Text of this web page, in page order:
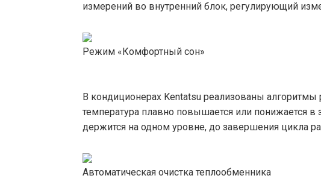
измерений во внутренний блок, регулирующий
Режим «Комфортный сон»
В кондиционерах Kentatsu реализованы алгоритмы
температура плавно повышается или понижается в
держится на одном уровне, до завершения цикла
Автоматическая очистка теплообменника